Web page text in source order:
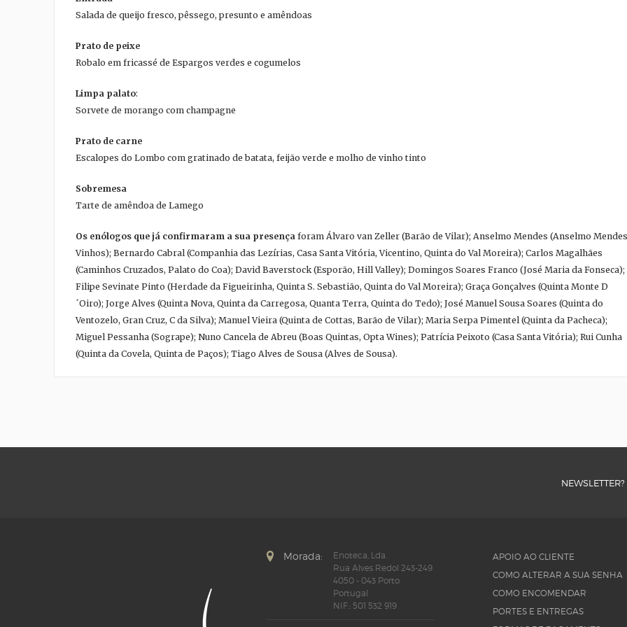
Salada de queijo fresco, pêssego, presunto e amêndoas
Prato de peixe
Robalo em fricassé de Espargos verdes e cogumelos
Limpa palato:
Sorvete de morango com champagne
Prato de carne
Escalopes do Lombo com gratinado de batata, feijão verde e molho de vinho tinto
Sobremesa
Tarte de amêndoa de Lamego
Os enólogos que já confirmaram a sua presença foram Álvaro van Zeller (Barão de Vilar); Anselmo Mendes (Anselmo Mendes
Vinhos); Bernardo Cabral (Companhia das Lezírias, Casa Santa Vitória, Vicentino, Quinta do Val Moreira); Carlos Magalhães
(Caminhos Cruzados, Palato do Coa); David Baverstock (Esporão, Hill Valley); Domingos Soares Franco (José Maria da Fonseca);
Filipe Sevinate Pinto (Herdade da Figueirinha, Quinta S. Sebastião, Quinta do Val Moreira); Graça Gonçalves (Quinta Monte D
´Oiro); Jorge Alves (Quinta Nova, Quinta da Carregosa, Quanta Terra, Quinta do Tedo); José Manuel Sousa Soares (Quinta do
Ventozelo, Gran Cruz, C da Silva); Manuel Vieira (Quinta de Cottas, Barão de Vilar); Maria Serpa Pimentel (Quinta da Pacheca);
Miguel Pessanha (Sogrape); Nuno Cancela de Abreu (Boas Quintas, Opta Wines); Patrícia Peixoto (Casa Santa Vitória); Rui Cunha
(Quinta da Covela, Quinta de Paços); Tiago Alves de Sousa (Alves de Sousa).
NEWSLETTER?
Morada:
Enoteca, Lda.
Rua Alves Redol 243-249
4050 - 043 Porto
Portugal
NIF.: 501 532 919
APOIO AO CLIENTE
COMO ALTERAR A SUA SENHA
COMO ENCOMENDAR
PORTES E ENTREGAS